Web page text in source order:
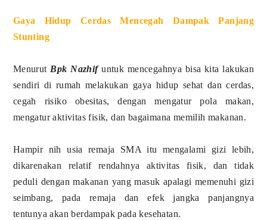
Gaya Hidup Cerdas Mencegah Dampak Panjang
Stunting
Menurut Bpk Nazhifuntuk mencegahnya bisa kita lakukan
sendiri di rumah melakukan gaya hidup sehat dan cerdas,
cegah risiko obesitas, dengan mengatur pola makan,
mengatur aktivitas fisik, dan bagaimana memilih makanan.
Hampir nih usia remaja SMA itu mengalami gizi lebih,
dikarenakan relatif rendahnya aktivitas fisik, dan tidak
peduli dengan makanan yang masuk apalagi memenuhi gizi
seimbang, pada remaja dan efek jangka panjangnya
tentunya akan berdampak pada kesehatan.